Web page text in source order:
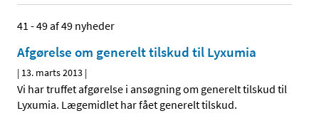
41 - 49 af 49 nyheder
Afgørelse om generelt tilskud til Lyxumia
| 13. marts 2013 |
Vi har truffet afgørelse i ansøgning om generelt tilskud til
Lyxumia. Lægemidlet har fået generelt tilskud.